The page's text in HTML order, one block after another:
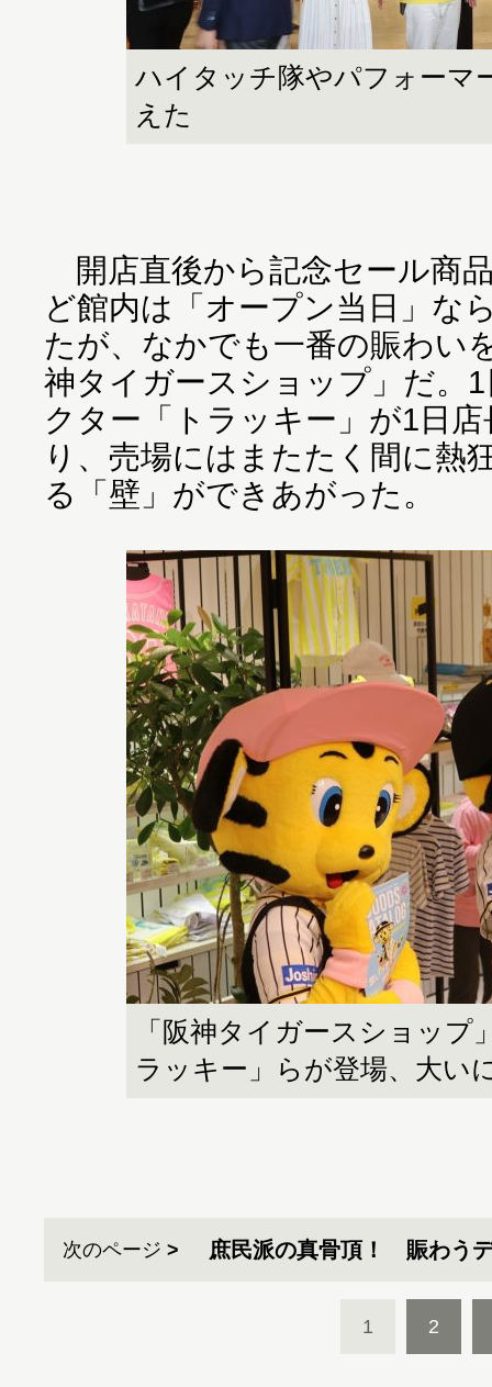
ハイタッチ隊やパフォーマ
えた
開店直後から記念セール商
ど館内は「オープン当日」な
たが、なかでも一番の賑わい
神タイガースショップ」だ。
クター「トラッキー」が1日
り、売場にはまたたく間に熱
る「壁」ができあがった。
「阪神タイガースショップ
ラッキー」らが登場、大い
次のページ 庶民派の真骨頂！ 賑わう
1 2